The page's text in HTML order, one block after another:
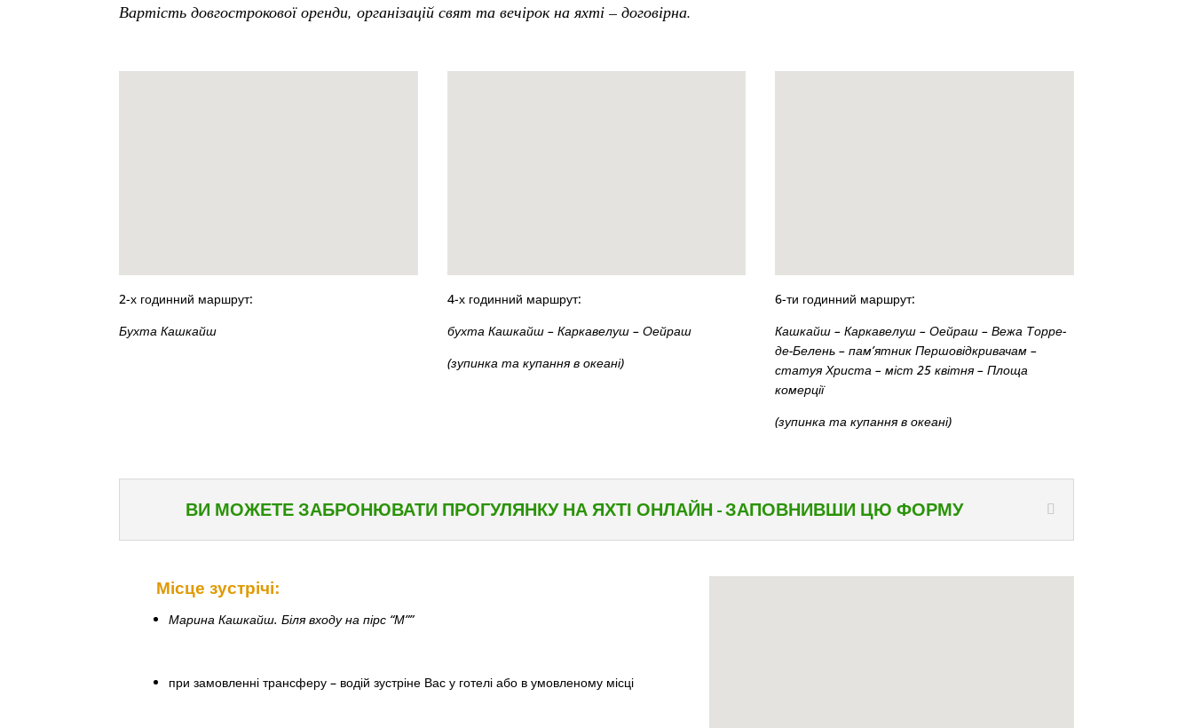
Вартість довгострокової оренди, організацій свят та вечірок на яхті – договірна.
2-х годинний маршрут:
Бухта Кашкайш
4-х годинний маршрут:
бухта Кашкайш – Каркавелуш – Оейраш
(зупинка та купання в океані)
6-ти годинний маршрут:
Кашкайш – Каркавелуш – Оейраш – Вежа Торре-
де-Белень – пам’ятник Першовідкривачам –
статуя Христа – міст 25 квітня – Площа
комерції
(зупинка та купання в океані)
ВИ МОЖЕТЕ ЗАБРОНЮВАТИ ПРОГУЛЯНКУ НА ЯХТІ ОНЛАЙН - ЗАПОВНИВШИ ЦЮ ФОРМУ
Місце зустрічі:
Марина Кашкайш. Біля входу на пірс “М””
при замовленні трансферу – водій зустріне Вас у готелі або в умовленому місці